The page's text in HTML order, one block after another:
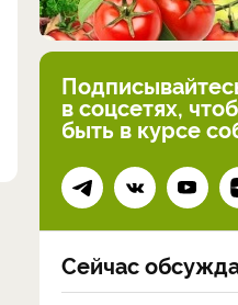
в соцсетях,
быть в курсе
Сейчас